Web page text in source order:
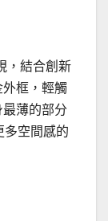
，結合創新
框，輕觸
薄的部分
多空間感的